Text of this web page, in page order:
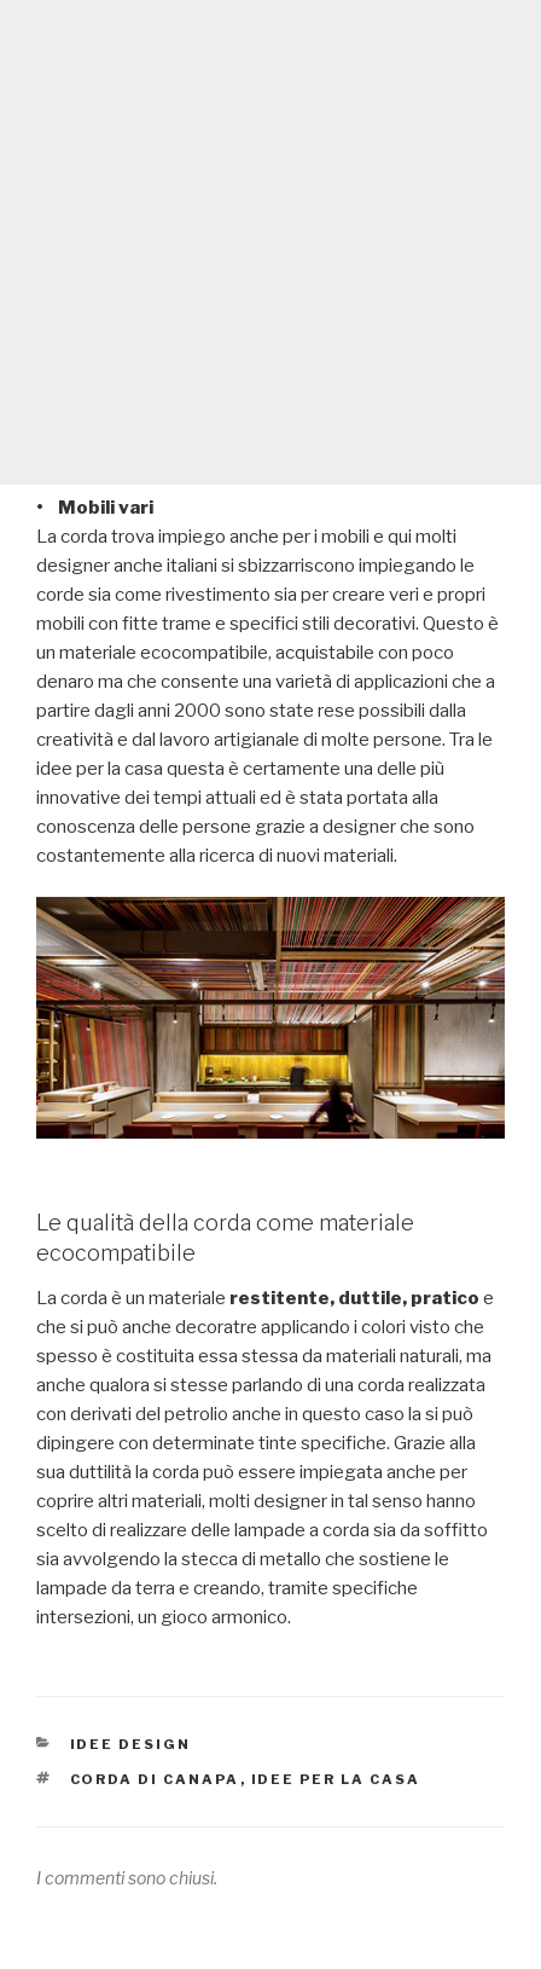
• Mobili vari
La corda trova impiego anche per i mobili e qui molti
designer anche italiani si sbizzarriscono impiegando le
corde sia come rivestimento sia per creare veri e propri
mobili con fitte trame e specifici stili decorativi. Questo è
un materiale ecocompatibile, acquistabile con poco
denaro ma che consente una varietà di applicazioni che a
partire dagli anni 2000 sono state rese possibili dalla
creatività e dal lavoro artigianale di molte persone. Tra le
idee per la casa questa è certamente una delle più
innovative dei tempi attuali ed è stata portata alla
conoscenza delle persone grazie a designer che sono
costantemente alla ricerca di nuovi materiali.
Le qualità della corda come materiale
ecocompatibile
La corda è un materiale restitente, duttile, pratico e
che si può anche decoratre applicando i colori visto che
spesso è costituita essa stessa da materiali naturali, ma
anche qualora si stesse parlando di una corda realizzata
con derivati del petrolio anche in questo caso la si può
dipingere con determinate tinte specifiche. Grazie alla
sua duttilità la corda può essere impiegata anche per
coprire altri materiali, molti designer in tal senso hanno
scelto di realizzare delle lampade a corda sia da soffitto
sia avvolgendo la stecca di metallo che sostiene le
lampade da terra e creando, tramite specifiche
intersezioni, un gioco armonico.
CATEGORIE
IDEE DESIGN
TAG
CORDA DI CANAPA , IDEE PER LA CASA
I commenti sono chiusi.